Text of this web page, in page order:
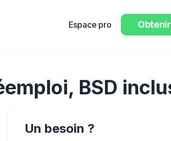
Espace pro
BSD
Un besoin ?